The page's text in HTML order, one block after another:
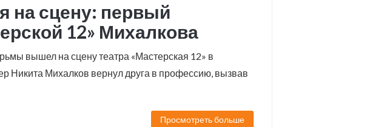
на сцену: первый
12» Михалкова
вышел на сцену театра «Мастерская 12» в
Никита Михалков вернул друга в профессию, вызвав
Просмотреть больше